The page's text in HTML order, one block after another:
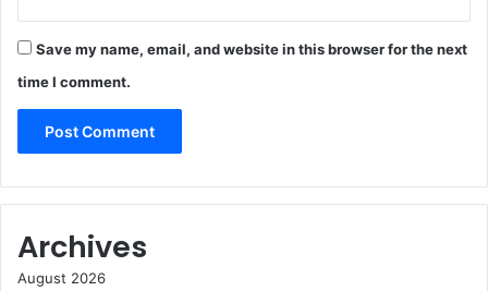
Save my name, email, and website in this browser for the next
time I comment.
Archives
August 2026